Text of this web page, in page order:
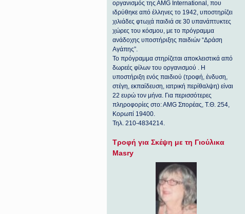
οργανισμός της ΑΜG International, που
ιδρύθηκε από έλληνες το 1942, υποστηρίζει
χιλιάδες φτωχά παιδιά σε 30 υπανάπτυκτες
χώρες του κόσμου, με το πρόγραμμα
ανάδοχης υποστήριξης παιδιών “Δράση
Αγάπης”.
Το πρόγραμμα στηρίζεται αποκλειστικά από
δωρεές φίλων του οργανισμού . Η
υποστήριξη ενός παιδιού (τροφή, ένδυση,
στέγη, εκπαίδευση, ιατρική περίθαλψη) είναι
22 ευρώ τον μήνα. Για περισσότερες
πληροφορίες στο: ΑΜG Σπορέας, Τ.Θ. 254,
Κορωπί 19400.
Τηλ. 210-4834214.
Τροφή για Σκέψη με τη Γιούλικα
Masry